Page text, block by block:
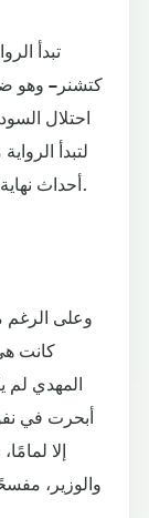
تبدأ
كتشنر – وهو
لتبدأ
أحداث نهاية الزمان، وخروج المهدي المنتظر إلى الناس.
وعلى الرغم
كانت
المهدي لم
أبحرت في
إلا
والوزير،